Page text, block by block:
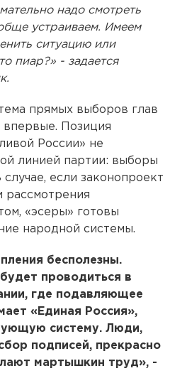
надо смотреть
устраиваем. Имеем
ситуацию или
пиар?» - задается
прямых выборов глав
впервые. Позиция
России» не
линией партии: выборы
если законопроект
рассмотрения
«эсеры» готовы
народной системы.
бесполезны.
проводиться в
где подавляющее
«Единая Россия»,
систему. Люди,
подписей, прекрасно
мартышкин труд», -